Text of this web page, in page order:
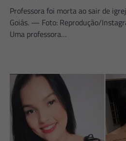
Professora foi morta ao sair de
Goiás. — Foto: Reprodução/
Uma professora…